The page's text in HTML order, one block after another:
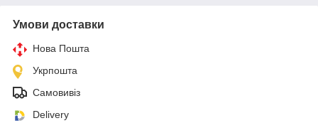
Умови доставки
Нова Пошта
Укрпошта
Самовивіз
Delivery